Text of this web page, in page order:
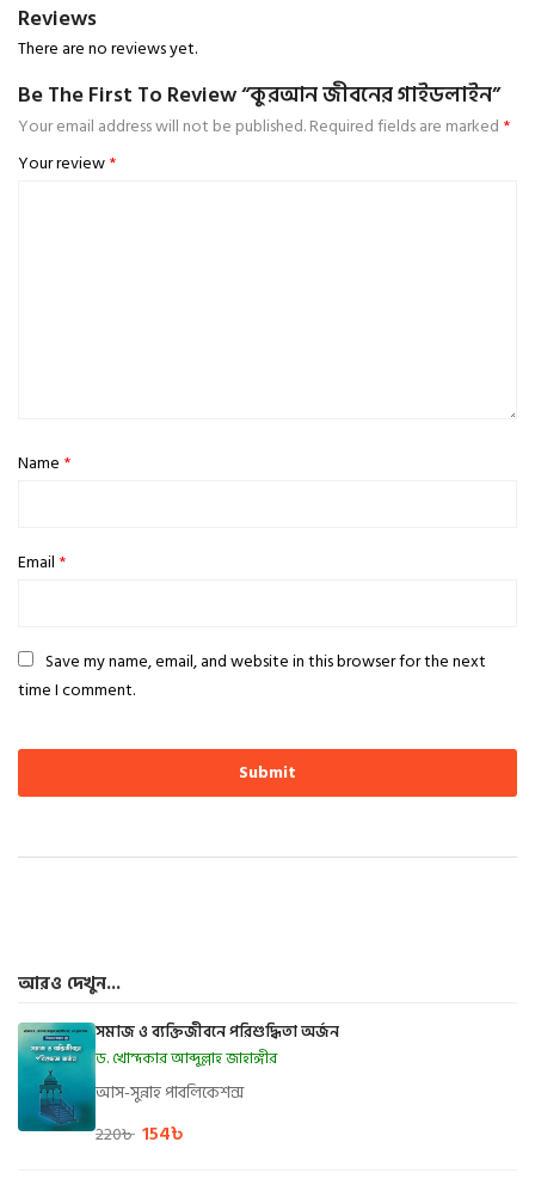
Reviews
There are no reviews yet.
Be The First To Review “কুরআন জীবনের গাইডলাইন”
Your email address will not be published.Required fields are marked *
Your review*
Name *
Email *
Save my name, email, and website in this browser for the next
time I comment.
আরও দেখুন...
সমাজ ও ব্যক্তিজীবনে পরিশুদ্ধিতা অর্জন
ড. খোন্দকার আব্দুল্লাহ জাহাঙ্গীর
আস-সুন্নাহ পাবলিকেশন্স
220৳ 154৳